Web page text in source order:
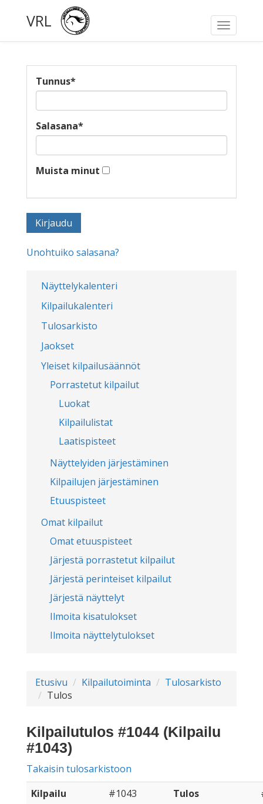
Toggle
VRL
Näyttelykalenteri
Kilpailukalenteri
Tulosarkisto
Jaokset
Yleiset kilpailusäännöt
Porrastetut kilpailut
Luokat
Kilpailulistat
Laatispisteet
Näyttelyiden järjestäminen
Kilpailujen järjestäminen
Etuuspisteet
Omat kilpailut
Omat etuuspisteet
Järjestä porrastetut kilpailut
Järjestä perinteiset kilpailut
Järjestä näyttelyt
Ilmoita kisatulokset
Ilmoita näyttelytulokset
Tunnus*
Salasana*
Muista minut
Unohtuiko salasana?
Etusivu Kilpailutoiminta
Tulosarkisto
Tulos
Kilpailutulos #1044 (Kilpailu
#1043)
Takaisin tulosarkistoon
Kilpailu
#1043 Tulos